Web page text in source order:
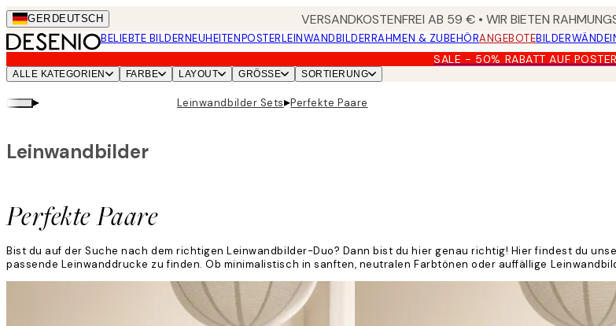
Skip
to
main
content.
GER DEUTSCH VERSANDKOSTENFREI AB 59 € • WIR BIETEN
BELIEBTE BILDERNEUHEITENPOSTERLEINWANDBILDERRAHMEN & ZUBEHÖRANGEBOTEBILDERWÄNDE
SALE - 50% RABATT AUF
ALLE KATEGORIEN FARBE LAYOUT GRÖSSE SORTIERUNG
▸ Leinwandbilder Sets▸Perfekte Paare
Perfekte Paare
Leinwandbilder
Bist du auf der Suche nach dem richtigen Leinwandbilder-Duo? Dann bist du hier genau richtig! Hier findest du
passende Leinwanddrucke zu finden. Ob minimalistisch in sanften, neutralen Farbtönen oder auffällige